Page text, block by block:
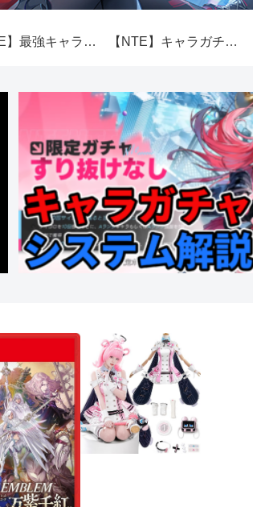
【NTE】最強キャラランキング【性能】 【NTE】キャラガチャ（スカボロー市場）システム解説